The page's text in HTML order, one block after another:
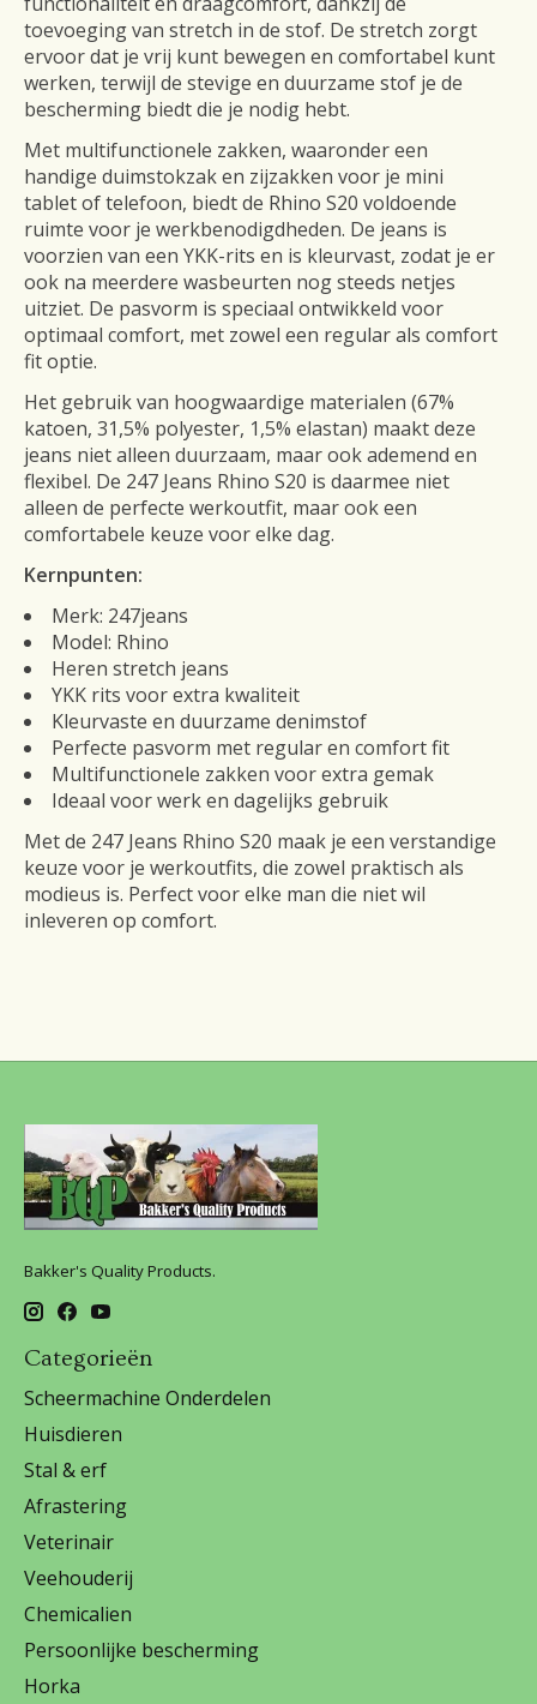
toevoeging van stretch in de stof. De stretch zorgt
ervoor dat je vrij kunt bewegen en comfortabel kunt
werken, terwijl de stevige en duurzame stof je de
bescherming biedt die je nodig hebt.
Met multifunctionele zakken, waaronder een
handige duimstokzak en zijzakken voor je mini
tablet of telefoon, biedt de Rhino S20 voldoende
ruimte voor je werkbenodigdheden. De jeans is
voorzien van een YKK-rits en is kleurvast, zodat je er
ook na meerdere wasbeurten nog steeds netjes
uitziet. De pasvorm is speciaal ontwikkeld voor
optimaal comfort, met zowel een regular als comfort
fit optie.
Het gebruik van hoogwaardige materialen (67%
katoen, 31,5% polyester, 1,5% elastan) maakt deze
jeans niet alleen duurzaam, maar ook ademend en
flexibel. De 247 Jeans Rhino S20 is daarmee niet
alleen de perfecte werkoutfit, maar ook een
comfortabele keuze voor elke dag.
Kernpunten:
Merk: 247jeans
Model: Rhino
Heren stretch jeans
YKK rits voor extra kwaliteit
Kleurvaste en duurzame denimstof
Perfecte pasvorm met regular en comfort fit
Multifunctionele zakken voor extra gemak
Ideaal voor werk en dagelijks gebruik
Met de 247 Jeans Rhino S20 maak je een verstandige
keuze voor je werkoutfits, die zowel praktisch als
modieus is. Perfect voor elke man die niet wil
inleveren op comfort.
Bakker's Quality Products.
Categorieën
Scheermachine Onderdelen
Huisdieren
Stal & erf
Afrastering
Veterinair
Veehouderij
Chemicalien
Persoonlijke bescherming
Horka